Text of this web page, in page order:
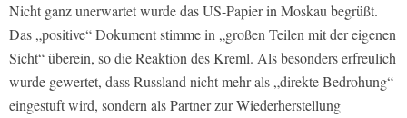
Nicht ganz unerwartet wurde das US-Papier in Moskau begrüßt.
Das „positive“ Dokument stimme in „großen Teilen mit der eigenen
Sicht“ überein, so die Reaktion des Kreml. Als besonders erfreulich
wurde gewertet, dass Russland nicht mehr als „direkte Bedrohung“
eingestuft wird, sondern als Partner zur Wiederherstellung